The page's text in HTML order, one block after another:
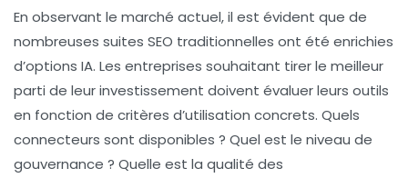
En observant le marché actuel, il est évident que de
nombreuses suites SEO traditionnelles ont été enrichies
d’options IA. Les entreprises souhaitant tirer le meilleur
parti de leur investissement doivent évaluer leurs outils
en fonction de critères d’utilisation concrets. Quels
connecteurs sont disponibles ? Quel est le niveau de
gouvernance ? Quelle est la qualité des